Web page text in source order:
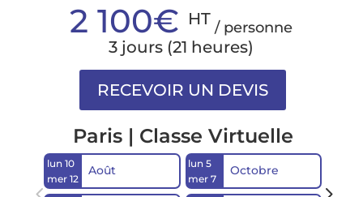
2 100€ HT / personne
3 jours (21 heures)
Paris | Classe Virtuelle
lun 10
mer 12
Août
lun 5
mer 7
Octobre